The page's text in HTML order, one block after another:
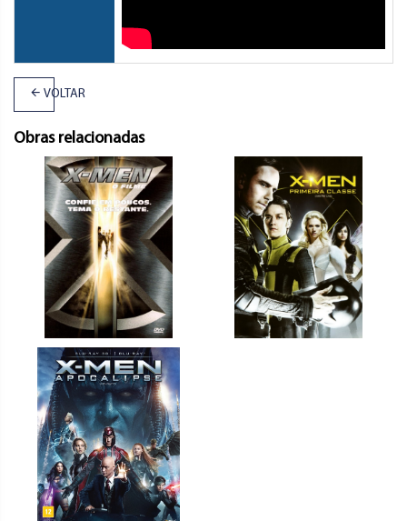
VOLTAR
Obras relacionadas